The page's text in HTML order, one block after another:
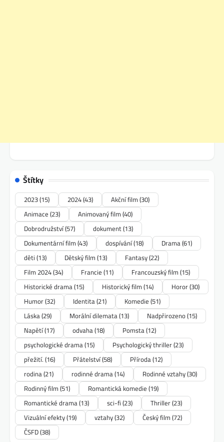
Štítky
2023(15) 2024(43) Akční film (30)
Animace (23) Animovaný film (40)
Dobrodružství(57) dokument(13)
Dokumentární film (43) dospívání(18) Drama(61)
děti (13) Dětský film (13) Fantasy(22)
Film 2024(34) Francie (11) Francouzský film (15)
Historické drama(15) Historický film (14) Horor(30)
Humor(32) Identita(21) Komedie (51)
Láska(29) Morální dilemata(13) Nadpřirozeno(15)
Napětí(17) odvaha(18) Pomsta(12)
psychologické drama(15) Psychologický thriller(23)
přežití. (16) Přátelství(58) Příroda(12)
rodina(21) rodinné drama(14) Rodinné vztahy(30)
Rodinný film (51) Romantická komedie (19)
Romantické drama(13) sci-fi (23) Thriller(23)
Vizuální efekty(19) vztahy(32) Český film (72)
ČSFD(38)